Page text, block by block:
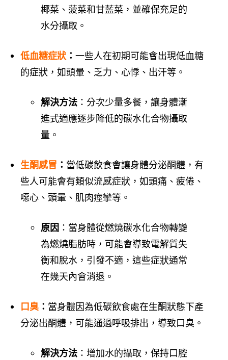
椰菜、菠菜和甘藍菜，並確保充足的
水分攝取。
低血糖症狀 ： 一些人在初期可能會出現低血糖
的症狀，如頭暈、乏力、心悸、出汗等。
解決方法 ：分次少量多餐，讓身體漸
進式適應逐步降低的碳水化合物攝取
量。
生酮感冒 ： 當低碳飲食會讓身體分泌酮體，有
些人可能會有類似流感症狀，如頭痛、疲倦、
噁心、頭暈、肌肉痙攣等。
原因 ：當身體從燃燒碳水化合物轉變
為燃燒脂肪時，可能會導致電解質失
衡和脫水，引發不適，這些症狀通常
在幾天內會消退。
口臭 ： 當身體因為低碳飲食處在生酮狀態下產
分泌出酮體，可能通過呼吸排出，導致口臭。
解決方法 ：增加水的攝取，保持口腔